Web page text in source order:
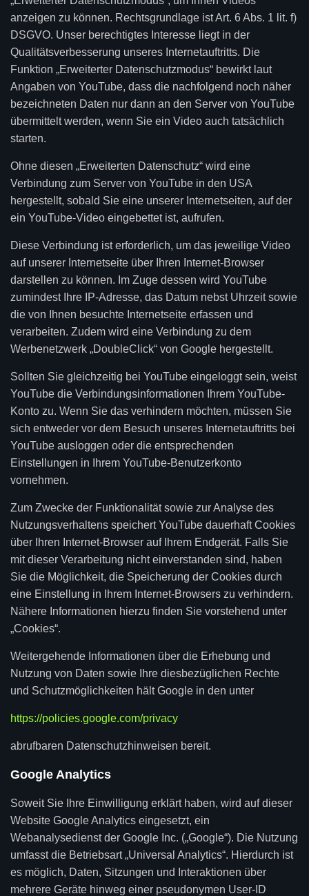
anzeigen zu können. Rechtsgrundlage ist Art. 6 Abs. 1 lit. f)
DSGVO. Unser berechtigtes Interesse liegt in der
Qualitätsverbesserung unseres Internetauftritts. Die
Funktion „Erweiterter Datenschutzmodus“ bewirkt laut
Angaben von YouTube, dass die nachfolgend noch näher
bezeichneten Daten nur dann an den Server von YouTube
übermittelt werden, wenn Sie ein Video auch tatsächlich
starten.
Ohne diesen „Erweiterten Datenschutz“ wird eine
Verbindung zum Server von YouTube in den USA
hergestellt, sobald Sie eine unserer Internetseiten, auf der
ein YouTube-Video eingebettet ist, aufrufen.
Diese Verbindung ist erforderlich, um das jeweilige Video
auf unserer Internetseite über Ihren Internet-Browser
darstellen zu können. Im Zuge dessen wird YouTube
zumindest Ihre IP-Adresse, das Datum nebst Uhrzeit sowie
die von Ihnen besuchte Internetseite erfassen und
verarbeiten. Zudem wird eine Verbindung zu dem
Werbenetzwerk „DoubleClick“ von Google hergestellt.
Sollten Sie gleichzeitig bei YouTube eingeloggt sein, weist
YouTube die Verbindungsinformationen Ihrem YouTube-
Konto zu. Wenn Sie das verhindern möchten, müssen Sie
sich entweder vor dem Besuch unseres Internetauftritts bei
YouTube ausloggen oder die entsprechenden
Einstellungen in Ihrem YouTube-Benutzerkonto
vornehmen.
Zum Zwecke der Funktionalität sowie zur Analyse des
Nutzungsverhaltens speichert YouTube dauerhaft Cookies
über Ihren Internet-Browser auf Ihrem Endgerät. Falls Sie
mit dieser Verarbeitung nicht einverstanden sind, haben
Sie die Möglichkeit, die Speicherung der Cookies durch
eine Einstellung in Ihrem Internet-Browsers zu verhindern.
Nähere Informationen hierzu finden Sie vorstehend unter
„Cookies“.
Weitergehende Informationen über die Erhebung und
Nutzung von Daten sowie Ihre diesbezüglichen Rechte
und Schutzmöglichkeiten hält Google in den unter
https://policies.google.com/privacy
abrufbaren Datenschutzhinweisen bereit.
Google Analytics
Soweit Sie Ihre Einwilligung erklärt haben, wird auf dieser
Website Google Analytics eingesetzt, ein
Webanalysedienst der Google Inc. („Google“). Die Nutzung
umfasst die Betriebsart „Universal Analytics“. Hierdurch ist
es möglich, Daten, Sitzungen und Interaktionen über
mehrere Geräte hinweg einer pseudonymen User-ID